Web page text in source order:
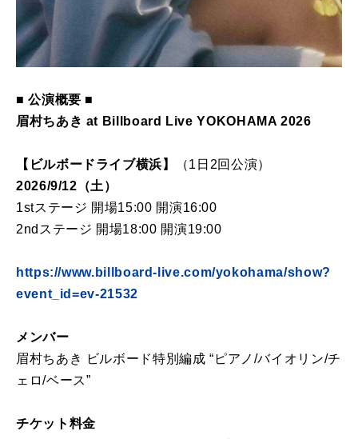
■ 公演概要 ■
眉村ちあき at Billboard Live YOKOHAMA 2026
【ビルボードライブ横浜】
（1日2回公演）
2026/9/12（土）
1stステージ 開場15:00 開演16:00
2ndステージ 開場18:00 開演19:00
https://www.billboard-live.com/yokohama/show?
event_id=ev-21532
メンバー
眉村ちあき ビルボード特別編成 “ピアノ/バイオリン/チ
ェロ/ベース”
チケット料金